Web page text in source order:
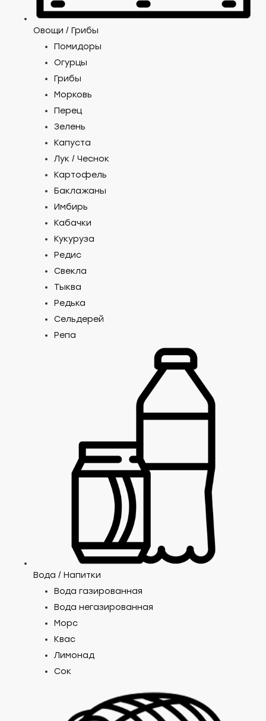
Овощи / Грибы
Помидоры
Огурцы
Грибы
Морковь
Перец
Зелень
Капуста
Лук / Чеснок
Картофель
Баклажаны
Имбирь
Кабачки
Кукуруза
Редис
Свекла
Тыква
Редька
Сельдерей
Репа
Вода / Напитки
Вода газированная
Вода негазированная
Морс
Квас
Лимонад
Сок